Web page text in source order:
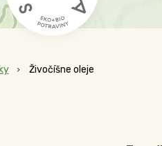
Živočíšne oleje